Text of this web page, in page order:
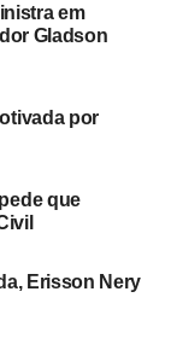
em
Gladson
por
que
Erisson Nery